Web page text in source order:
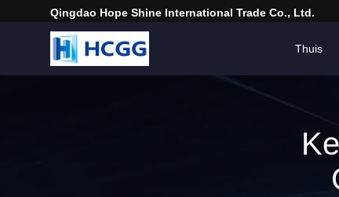
Qingdao Hope Shine International Trade Co., Ltd.
Thuis